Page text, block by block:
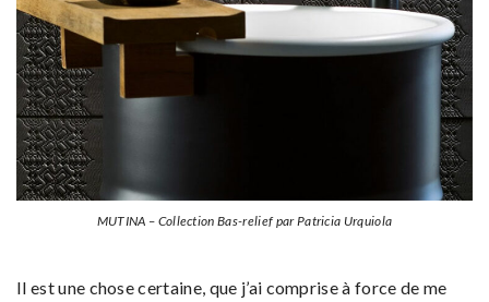
MUTINA – Collection Bas-relief par Patricia Urquiola
Il est une chose certaine, que j’ai comprise à force de me